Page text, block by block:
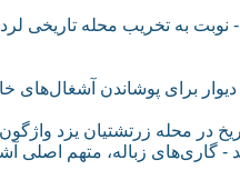
نوبت به تخریب محله تاریخی
برای پوشاندن آشغال‌های
در محله زرتشتیان یزد
- گاری‌‌های زباله، متهم اصلی